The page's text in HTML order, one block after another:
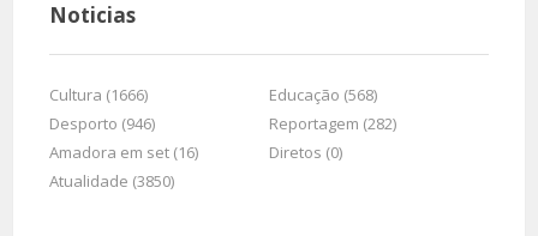
Noticias
Cultura (1666)
Educação (568)
Desporto (946)
Reportagem (282)
Amadora em set (16)
Diretos (0)
Atualidade (3850)